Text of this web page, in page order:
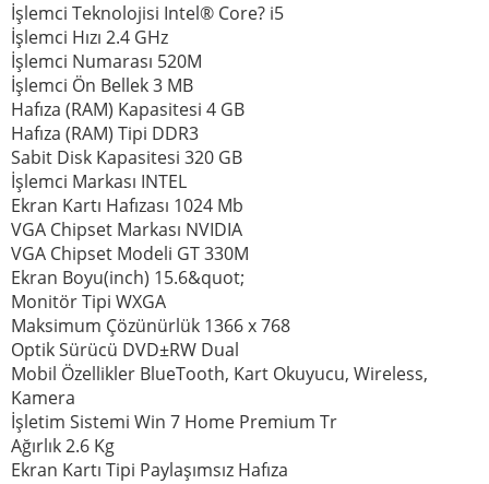
İşlemci Teknolojisi Intel® Core? i5
İşlemci Hızı 2.4 GHz
İşlemci Numarası 520M
İşlemci Ön Bellek 3 MB
Hafıza (RAM) Kapasitesi 4 GB
Hafıza (RAM) Tipi DDR3
Sabit Disk Kapasitesi 320 GB
İşlemci Markası INTEL
Ekran Kartı Hafızası 1024 Mb
VGA Chipset Markası NVIDIA
VGA Chipset Modeli GT 330M
Ekran Boyu(inch) 15.6&quot;
Monitör Tipi WXGA
Maksimum Çözünürlük 1366 x 768
Optik Sürücü DVD±RW Dual
Mobil Özellikler BlueTooth, Kart Okuyucu, Wireless,
Kamera
İşletim Sistemi Win 7 Home Premium Tr
Ağırlık 2.6 Kg
Ekran Kartı Tipi Paylaşımsız Hafıza